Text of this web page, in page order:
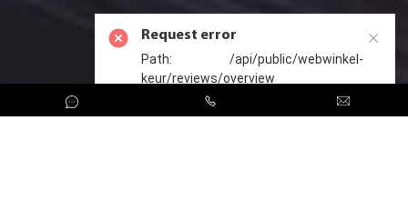
CreoServer © 2026 All rights reserved
Request error
Path: /api/public/webwinkel-
keur/reviews/overview